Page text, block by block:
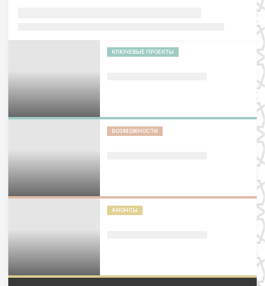
КЛЮЧЕВЫЕ ПРОЕКТЫ
ВОЗМОЖНОСТИ
АНОНСЫ